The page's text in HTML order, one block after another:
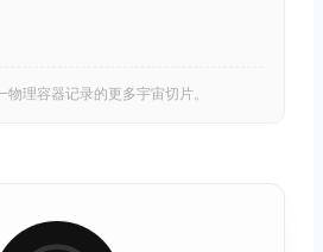
理容器记录的更多宇宙切片。